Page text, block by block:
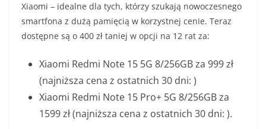
Xiaomi – idealne dla tych, którzy szukają nowoczesnego
smartfona z dużą pamięcią w korzystnej cenie. Teraz
dostępne są o 400 zł taniej w opcji na 12 rat za:
Xiaomi Redmi Note 15 5G 8/256GB za 999 zł
(najniższa cena z ostatnich 30 dni: )
Xiaomi Redmi Note 15 Pro+ 5G 8/256GB za
1599 zł (najniższa cena z ostatnich 30 dni: ).